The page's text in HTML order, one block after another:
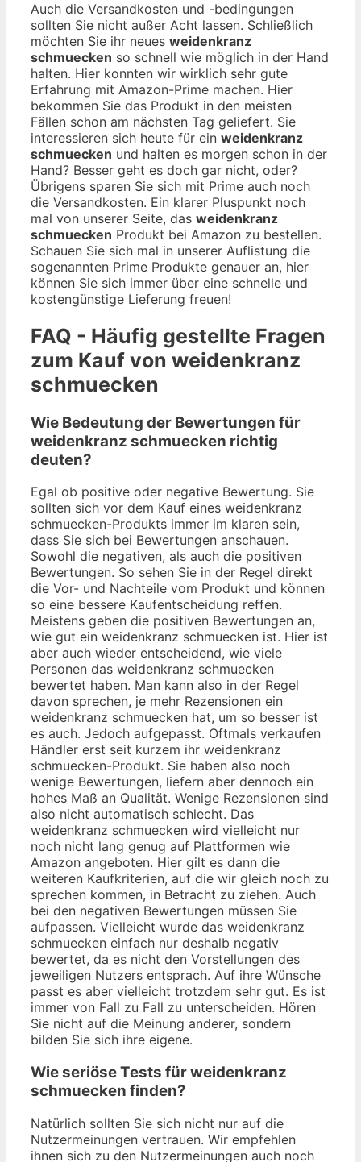
Auch die Versandkosten und -bedingungen
sollten Sie nicht außer Acht lassen. Schließlich
möchten Sie ihr neues weidenkranz
schmuecken so schnell wie möglich in der Hand
halten. Hier konnten wir wirklich sehr gute
Erfahrung mit Amazon-Prime machen. Hier
bekommen Sie das Produkt in den meisten
Fällen schon am nächsten Tag geliefert. Sie
interessieren sich heute für ein weidenkranz
schmuecken und halten es morgen schon in der
Hand? Besser geht es doch gar nicht, oder?
Übrigens sparen Sie sich mit Prime auch noch
die Versandkosten. Ein klarer Pluspunkt noch
mal von unserer Seite, das weidenkranz
schmuecken Produkt bei Amazon zu bestellen.
Schauen Sie sich mal in unserer Auflistung die
sogenannten Prime Produkte genauer an, hier
können Sie sich immer über eine schnelle und
kostengünstige Lieferung freuen!
FAQ - Häufig gestellte Fragen
zum Kauf von weidenkranz
schmuecken
Wie Bedeutung der Bewertungen für
weidenkranz schmuecken richtig
deuten?
Egal ob positive oder negative Bewertung. Sie
sollten sich vor dem Kauf eines weidenkranz
schmuecken-Produkts immer im klaren sein,
dass Sie sich bei Bewertungen anschauen.
Sowohl die negativen, als auch die positiven
Bewertungen. So sehen Sie in der Regel direkt
die Vor- und Nachteile vom Produkt und können
so eine bessere Kaufentscheidung reffen.
Meistens geben die positiven Bewertungen an,
wie gut ein weidenkranz schmuecken ist. Hier ist
aber auch wieder entscheidend, wie viele
Personen das weidenkranz schmuecken
bewertet haben. Man kann also in der Regel
davon sprechen, je mehr Rezensionen ein
weidenkranz schmuecken hat, um so besser ist
es auch. Jedoch aufgepasst. Oftmals verkaufen
Händler erst seit kurzem ihr weidenkranz
schmuecken-Produkt. Sie haben also noch
wenige Bewertungen, liefern aber dennoch ein
hohes Maß an Qualität. Wenige Rezensionen sind
also nicht automatisch schlecht. Das
weidenkranz schmuecken wird vielleicht nur
noch nicht lang genug auf Plattformen wie
Amazon angeboten. Hier gilt es dann die
weiteren Kaufkriterien, auf die wir gleich noch zu
sprechen kommen, in Betracht zu ziehen. Auch
bei den negativen Bewertungen müssen Sie
aufpassen. Vielleicht wurde das weidenkranz
schmuecken einfach nur deshalb negativ
bewertet, da es nicht den Vorstellungen des
jeweiligen Nutzers entsprach. Auf ihre Wünsche
passt es aber vielleicht trotzdem sehr gut. Es ist
immer von Fall zu Fall zu unterscheiden. Hören
Sie nicht auf die Meinung anderer, sondern
bilden Sie sich ihre eigene.
Wie seriöse Tests für weidenkranz
schmuecken finden?
Natürlich sollten Sie sich nicht nur auf die
Nutzermeinungen vertrauen. Wir empfehlen
ihnen sich zu den Nutzermeinungen auch noch